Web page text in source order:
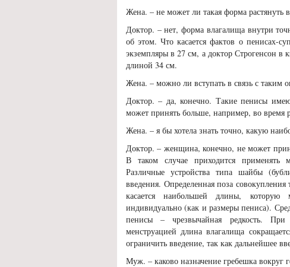
Жена. – не может ли такая форма растянуть
Доктор. – нет, форма влагалища внутри
об этом. Что касается фактов о пенисах-
экземпляры в 27 см, а доктор Строгенсон в
длиной 34 см.
Жена. – можно ли вступать в связь с таким
Доктор. – да, конечно. Такие пенисы
может принять больше, например, во время
Жена. – я бы хотела знать точно, какую
Доктор. – женщина, конечно, не может
В таком случае приходится применять
Различные устройства типа шайбы
введения. Определенная поза
касается наибольшей длины,
индивидуально (как и размеры пениса).
пенисы – чрезвычайная редкость.
менструацией длина влагалища
ограничить введение, так как дальнейшее
Муж. – каково назначение гребешка вокруг